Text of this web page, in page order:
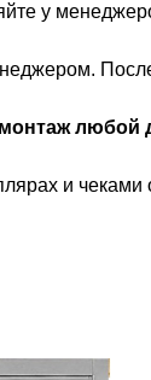
у
монтаж любой
и чеками